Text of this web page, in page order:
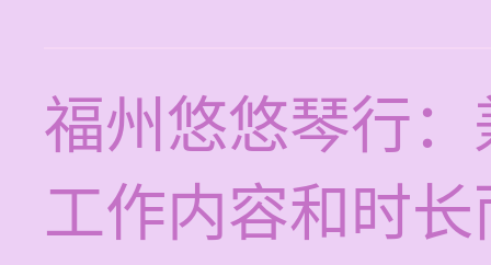
福州悠悠琴行
工作内容和时